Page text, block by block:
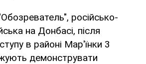
російсько-
на Донбасі, після
в районі Мар'їнки 3
демонструвати